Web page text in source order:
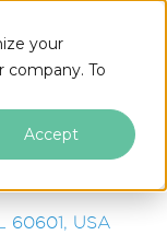
your
company. To
Accept
60601, USA